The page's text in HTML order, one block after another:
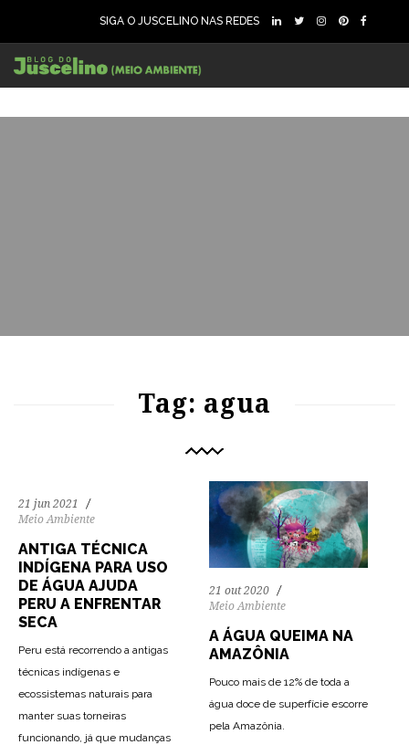
SIGA O JUSCELINO NAS REDES
Tag: agua
21 jun 2021
Meio Ambiente
ANTIGA TÉCNICA
INDÍGENA PARA USO
DE ÁGUA AJUDA
PERU A ENFRENTAR
SECA
Peru está recorrendo a antigas
técnicas indígenas e
ecossistemas naturais para
manter suas torneiras
funcionando, já que mudanças
21 out 2020
Meio Ambiente
A ÁGUA QUEIMA NA
AMAZÔNIA
Pouco mais de 12% de toda a
água doce de superfície escorre
pela Amazônia.